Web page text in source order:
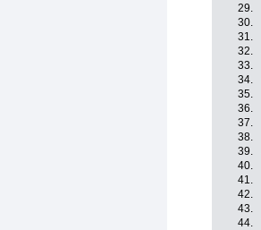
29.
30.
31.
32.
33.
34.
35.
36.
37.
38.
39.
40.
41.
42.
43.
44.